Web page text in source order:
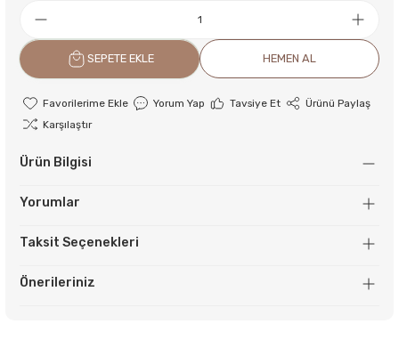
SEPETE EKLE HEMEN AL
Yorum Yap Tavsiye Et
Ürünü Paylaş
Karşılaştır
Ürün Bilgisi
Yorumlar
Taksit Seçenekleri
Önerileriniz